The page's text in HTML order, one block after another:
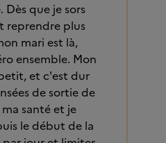
que je sors
reprendre plus
mari est là,
ensemble. Mon
et c'est dur
de sortie de
santé et je
le début de la